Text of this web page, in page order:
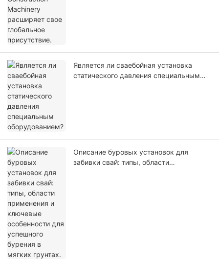
Является ли сваебойная установка
статического давления специальным
Описание буровых установок для
забивки свай: типы, области